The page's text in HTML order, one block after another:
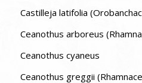
Castilleja latifolia
Ceanothus arboreus
Ceanothus cyaneus
Ceanothus greggii